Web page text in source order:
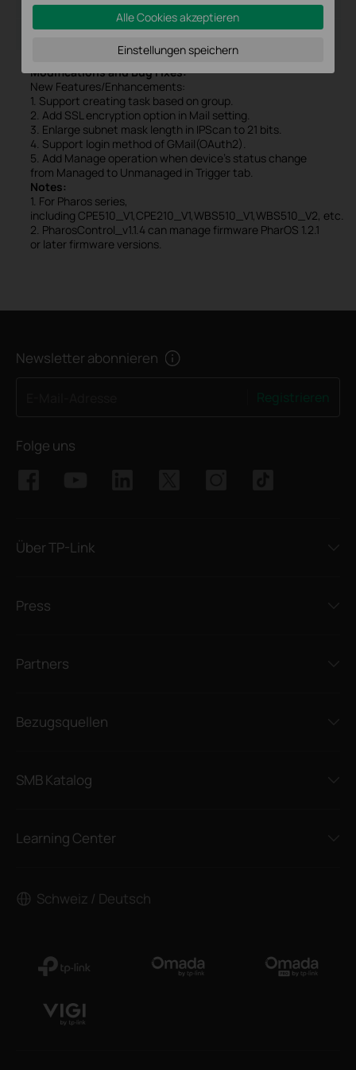
Betriebssystem: Win2000/XP/2003/Vista/7/8/8.1/10
Modifications and Bug Fixes:
New Features/Enhancements:
1. Support creating task based on group.
2. Add SSL encryption option in Mail setting.
3. Enlarge subnet mask length in IPScan to 21 bits.
4. Support login method of GMail(OAuth2).
5. Add Manage operation when device's status change
from Managed to Unmanaged in Trigger tab.
Notes:
1. For Pharos series,
including CPE510_V1,CPE210_V1,WBS510_V1,WBS510_V2, etc.
2. PharosControl_v1.1.4 can manage firmware PharOS 1.2.1
or later firmware versions.
Newsletter abonnieren
Folge uns
Über TP-Link
Press
Partners
Bezugsquellen
SMB Katalog
Learning Center
Schweiz / Deutsch
Alle Cookies akzeptieren
Einstellungen speichern